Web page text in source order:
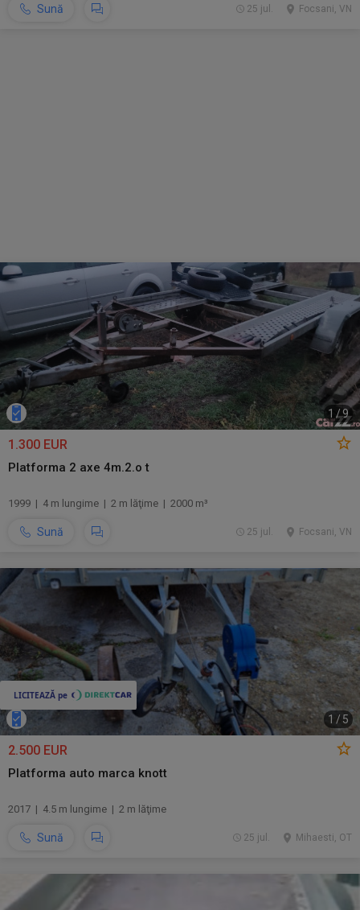
Sună Focsani, VN
25 jul.
1 /9
1.300 EUR
Platforma 2 axe 4m.2.o t
1999 | 4 m lungime | 2 m lăţime | 2000 m³
Sună Focsani, VN
25 jul.
1 /5
2.500 EUR
Platforma auto marca knott
2017 | 4.5 m lungime | 2 m lăţime
Sună Mihaesti, OT
25 jul.